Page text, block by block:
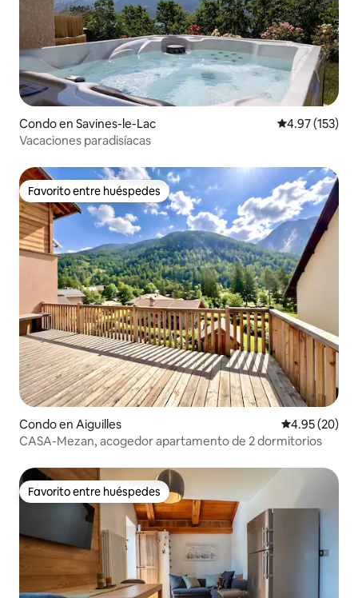
Condo en Savines-le-Lac Calificación
4.97 (153)
Vacaciones paradisíacas
Favorito entre huéspedes
Favorito entre huéspedes
Condo en Aiguilles Calificación
4.95 (20)
CASA-Mezan, acogedor apartamento de 2 dormitorios
Favorito entre huéspedes
Favorito entre huéspedes